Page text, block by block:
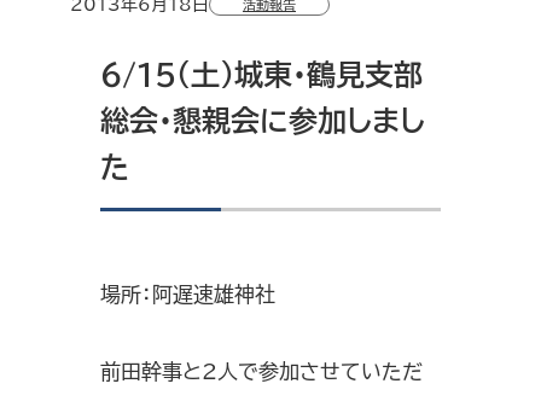
2013年6月18日 活動報告
6/15（土）城東・鶴見支部
総会・懇親会に参加しまし
た
場所：阿遅速雄神社
前田幹事と2人で参加させていただ